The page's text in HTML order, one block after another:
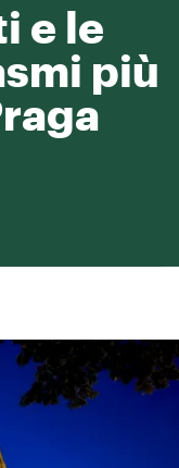
e le
più